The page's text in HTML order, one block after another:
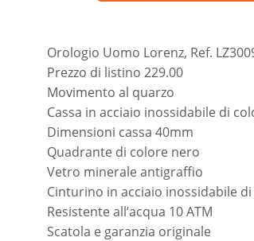
Orologio Uomo Lorenz, Ref.
Prezzo di listino 229.00
Movimento al quarzo
Cassa in acciaio inossidabile di
Dimensioni cassa 40mm
Quadrante di colore nero
Vetro minerale antigraffio
Cinturino in acciaio inossidabile
Resistente all’acqua 10 ATM
Scatola e garanzia originale